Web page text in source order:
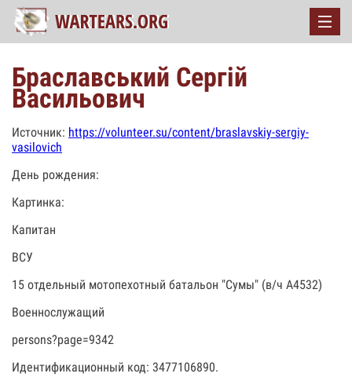
Браславський Сергій
Васильович
Источник: https://volunteer.su/content/braslavskiy-sergiy-
vasilovich
День рождения:
Картинка:
Капитан
ВСУ
15 отдельный мотопехотный батальон "Сумы" (в/ч А4532)
Военнослужащий
persons?page=9342
Идентификационный код: 3477106890.